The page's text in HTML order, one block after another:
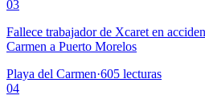
03
Fallece trabajador de Xcaret en
Carmen a Puerto Morelos
Playa del Carmen·605 lecturas
04